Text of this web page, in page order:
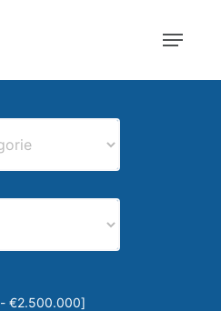
Menu
-€2.500.000]
Menu